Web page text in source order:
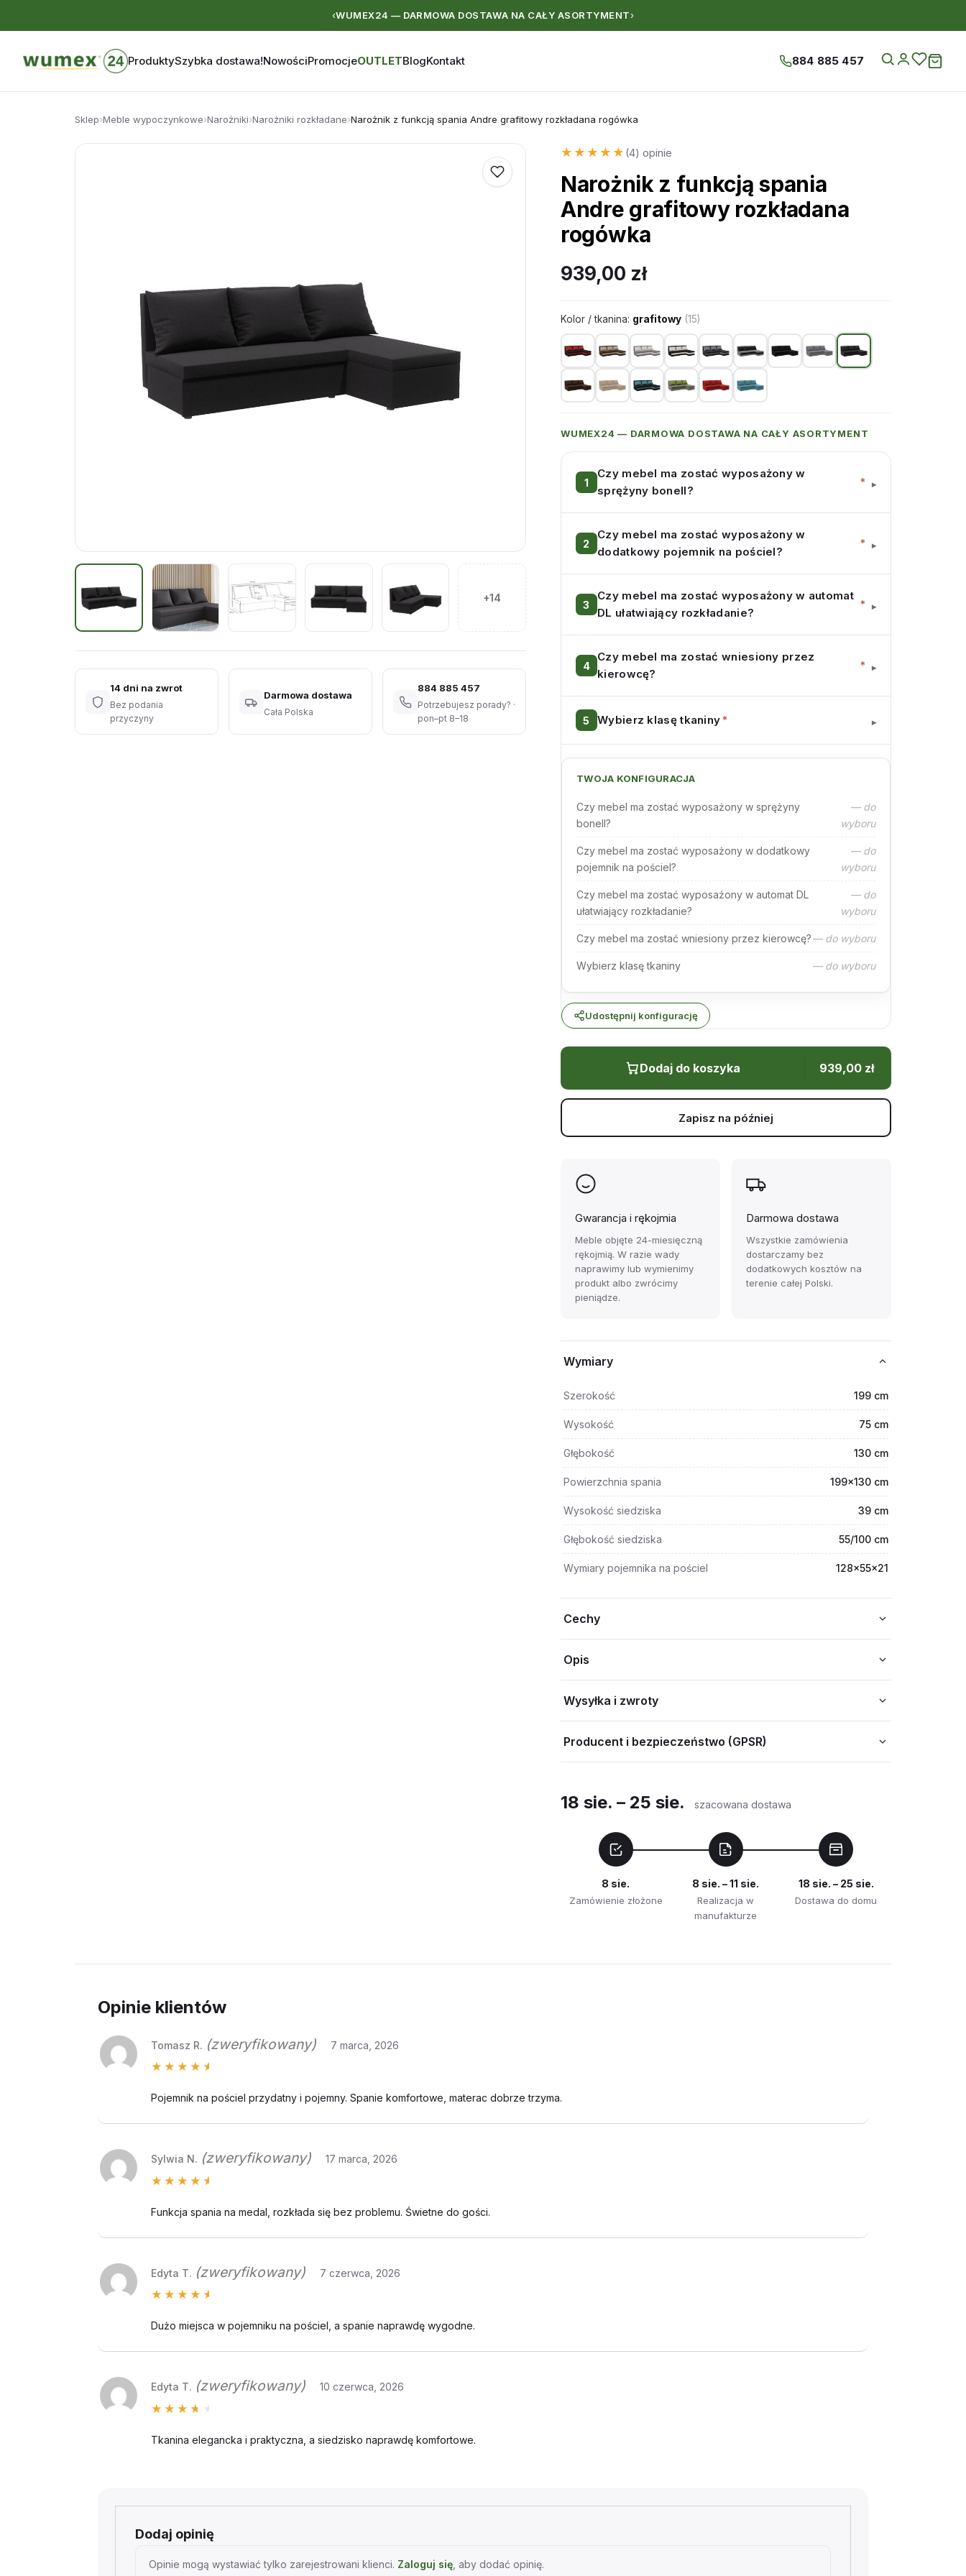
‹WUMEX24 — DARMOWA DOSTAWA NA CAŁY ASORTYMENT›
ProduktySzybka dostawa!NowościPromocjeOUTLETBlogKontakt 884 885 457
Sklep›Meble wypoczynkowe›Narożniki›Narożniki rozkładane›Narożnik z funkcją spania Andre grafitowy rozkładana rogówka
+14
14 dni na zwrot
Bez podania
przyczyny
Darmowa dostawa
Cała Polska
884 885 457
Potrzebujesz porady? ·
pon–pt 8–18
★★★★★
★★★★★ (4) opinie
Narożnik z funkcją spania
Andre grafitowy rozkładana
rogówka
939,00 zł
Kolor / tkanina: grafitowy (15)
WUMEX24 — DARMOWA DOSTAWA NA CAŁY ASORTYMENT
Czy mebel ma zostać wyposażony w
sprężyny bonell?
* ▾
Czy mebel ma zostać wyposażony w
dodatkowy pojemnik na pościel?
* ▾
Czy mebel ma zostać wyposażony w automat
DL ułatwiający rozkładanie?
* ▾
Czy mebel ma zostać wniesiony przez
kierowcę?
* ▾
Wybierz klasę tkaniny* ▾
TWOJA KONFIGURACJA
Czy mebel ma zostać wyposażony w sprężyny
bonell?
— do
wyboru
Czy mebel ma zostać wyposażony w dodatkowy
pojemnik na pościel?
— do
wyboru
Czy mebel ma zostać wyposażony w automat DL
ułatwiający rozkładanie?
— do
wyboru
Czy mebel ma zostać wniesiony przez kierowcę?— do wyboru
Wybierz klasę tkaniny — do wyboru
Udostępnij konfigurację
Dodaj do koszyka 939,00 zł
Zapisz na później
Gwarancja i rękojmia
Meble objęte 24-miesięczną
rękojmią. W razie wady
naprawimy lub wymienimy
produkt albo zwrócimy
pieniądze.
Darmowa dostawa
Wszystkie zamówienia
dostarczamy bez
dodatkowych kosztów na
terenie całej Polski.
Wymiary
Szerokość 199 cm
Wysokość 75 cm
Głębokość 130 cm
Powierzchnia spania 199x130 cm
Wysokość siedziska 39 cm
Głębokość siedziska 55/100 cm
Wymiary pojemnika na pościel 128x55x21
Cechy
Opis
Wysyłka i zwroty
Producent i bezpieczeństwo (GPSR)
18 sie. – 25 sie. szacowana dostawa
8 sie.
Zamówienie złożone
8 sie. – 11 sie.
Realizacja w
manufakturze
18 sie. – 25 sie.
Dostawa do domu
Opinie klientów
Oceniono
na 5
Tomasz R. (zweryfikowany) 7 marca, 2026
Pojemnik na pościel przydatny i pojemny. Spanie komfortowe, materac dobrze trzyma.
Oceniono
na 5
Sylwia N. (zweryfikowany) 17 marca, 2026
Funkcja spania na medal, rozkłada się bez problemu. Świetne do gości.
Oceniono
na 5
Edyta T. (zweryfikowany) 7 czerwca, 2026
Dużo miejsca w pojemniku na pościel, a spanie naprawdę wygodne.
Oceniono
na 5
Edyta T. (zweryfikowany) 10 czerwca, 2026
Tkanina elegancka i praktyczna, a siedzisko naprawdę komfortowe.
Dodaj opinię
Opinie mogą wystawiać tylko zarejestrowani klienci. Zaloguj się, aby dodać opinię.